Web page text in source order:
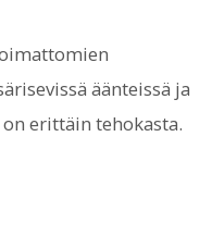
äänteissä ja
erittäin tehokasta.